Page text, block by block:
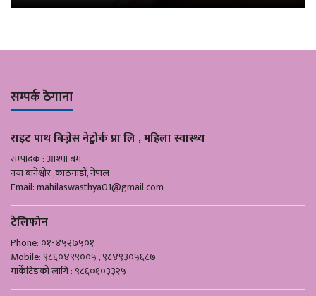
सम्पर्क ठेगाना
राइट पाथ बिज्नेस नेट्वोर्क प्रा लि , महिला स्वास्थ्य
सम्पादक : आश्मा बम
नया बानेश्वोर ,काठमाडौँ, नेपाल
Email:mahilaswasthya01@gmail.com
टेलिफोन
Phone: ०१-४५२७५०१
Mobile: ९८६०४९९००५ , ९८४९३०५६८७
मार्केटिङको लागि : ९८६०१०३३२५